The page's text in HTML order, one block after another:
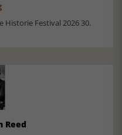
Historie Festival 2026 30.
Reed